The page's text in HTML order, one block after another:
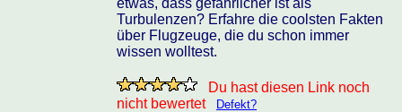
etwas, dass gefährlicher ist als
Turbulenzen? Erfahre die coolsten Fakten
über Flugzeuge, die du schon immer
wissen wolltest.
Du hast diesen Link noch
nicht bewertet
Defekt?